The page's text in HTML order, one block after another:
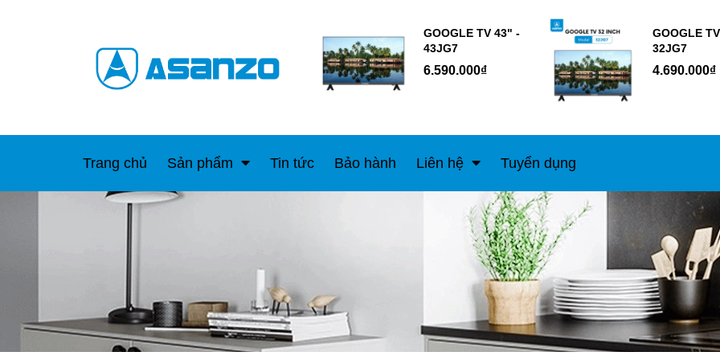
GOOGLE TV 43" -
43JG7
6.590.000₫
GOOGLE
32JG7
4.690.000₫
Trang chủ Sản phẩm Tin tức Bảo hành Liên hệ Tuyển dụng